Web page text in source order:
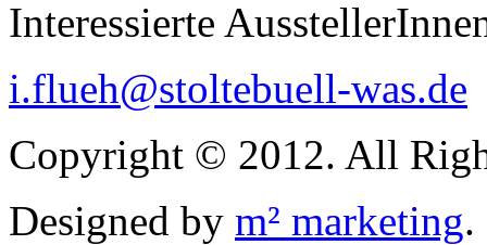
Interessierte
i.flueh@stoltebuell-was.de
Copyright © 2012. All
Designed by m² marketing.